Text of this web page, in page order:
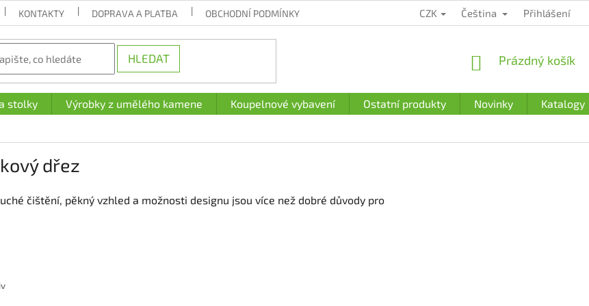
KONTAKTY DOPRAVA A PLATBA OBCHODNÍ PODMÍNKY PODMÍNKY OCHRANY OSOBNÍCH
CZK Čeština Přihlášení
HLEDAT
NÁKUPNÍ
Prázdný košík
stolky Výrobky z umělého kamene Koupelnové vybavení Ostatní produkty Novinky Katalogy
dřez
čištění, pěkný vzhled a možnosti designu jsou více než dobré důvody pro